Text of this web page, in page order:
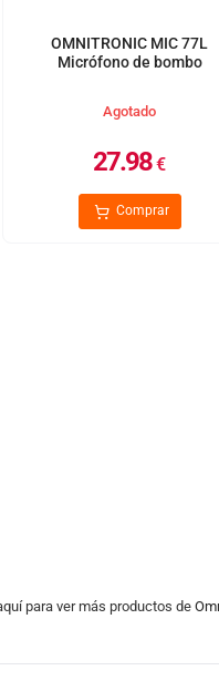
OMNITRONIC MIC 77L
Micrófono de bombo
Agotado
27.98€
Comprar
para ver más productos de